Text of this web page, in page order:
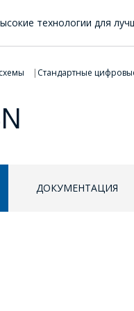
технологии для
Стандартные
ДОКУМЕНТАЦИЯ